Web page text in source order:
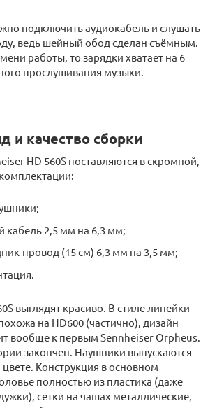
подключить аудиокабель и слушать
ведь шейный обод сделан съёмным.
работы, то зарядки хватает на 6
прослушивания музыки.
и качество сборки
HD 560S поставляются в скромной,
кабель 2,5 мм на 6,3 мм;
провод (15 см) 6,3 мм на 3,5 мм;
выглядят красиво. В стиле линейки
на HD600 (частично), дизайн
вообще к первым Sennheiser Orpheus.
закончен. Наушники выпускаются
Конструкция в основном
полностью из пластика (даже
сетки на чашах металлические,